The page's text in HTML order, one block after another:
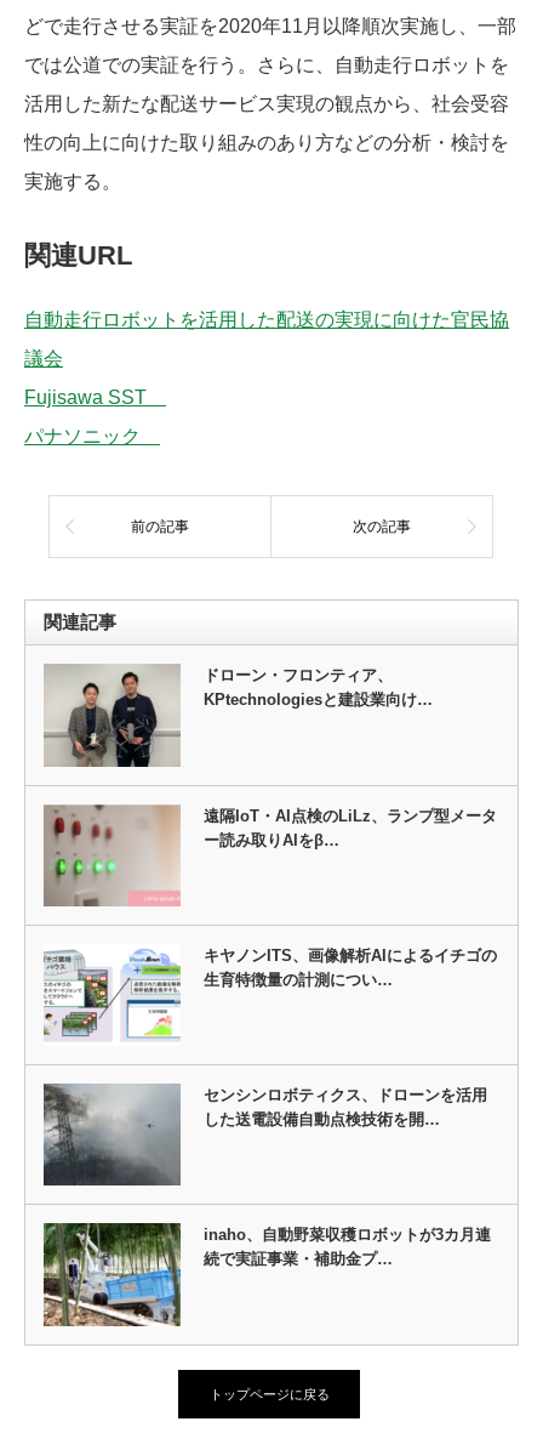
どで走行させる実証を2020年11月以降順次実施し、一部
では公道での実証を行う。さらに、自動走行ロボットを
活用した新たな配送サービス実現の観点から、社会受容
性の向上に向けた取り組みのあり方などの分析・検討を
実施する。
関連URL
自動走行ロボットを活用した配送の実現に向けた官民協
議会
Fujisawa SST
パナソニック
前の記事 次の記事
関連記事
ドローン・フロンティア、
KPtechnologiesと建設業向け…
遠隔IoT・AI点検のLiLz、ランプ型メータ
ー読み取りAIをβ…
キヤノンITS、画像解析AIによるイチゴの
生育特徴量の計測につい…
センシンロボティクス、ドローンを活用
した送電設備自動点検技術を開…
inaho、自動野菜収穫ロボットが3カ月連
続で実証事業・補助金プ…
トップページに戻る